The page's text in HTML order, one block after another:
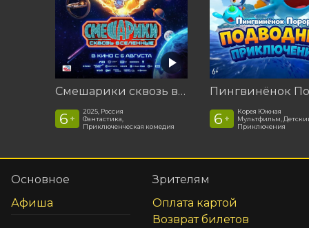
Смешарики сквозь вселенные
6 +
2025, Россия
Фантастика,
Приключенческая комедия
6 +
Корея Южная
Мультфильм,
Приключения
Основное
Афиша
Зрителям
Оплата картой
Возврат билетов